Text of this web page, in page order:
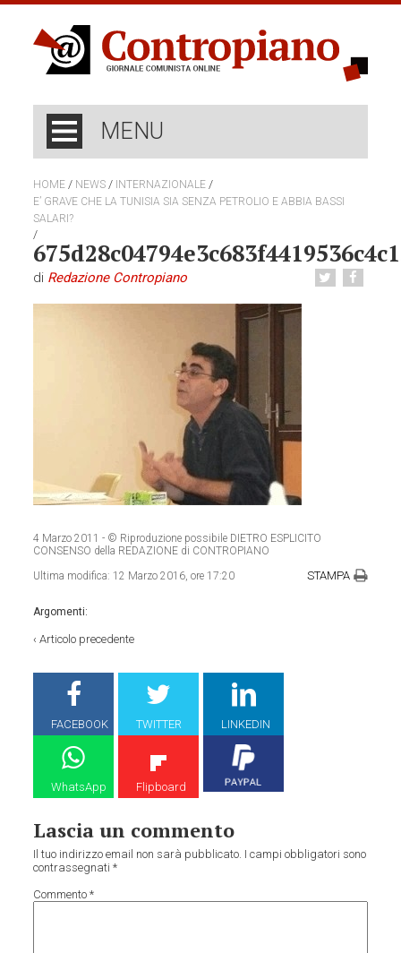
MENU
HOME / NEWS / INTERNAZIONALE /
E’ GRAVE CHE LA TUNISIA SIA SENZA PETROLIO E ABBIA BASSI
SALARI?
/
di Redazione Contropiano
4 Marzo 2011 - © Riproduzione possibile DIETRO ESPLICITO
CONSENSO della REDAZIONE di CONTROPIANO
Ultima modifica: 12 Marzo 2016, ore 17:20 STAMPA
Argomenti:
‹Articolo precedente
FACEBOOK TWITTER LINKEDIN
WhatsApp Flipboard
Lascia un commento
Il tuo indirizzo email non sarà pubblicato. I campi obbligatori sono
contrassegnati*
Commento*